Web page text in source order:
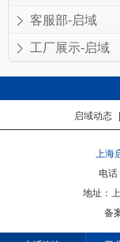
客服部-启域
工厂展示-启域
启域动态
上海
电
地址：
备